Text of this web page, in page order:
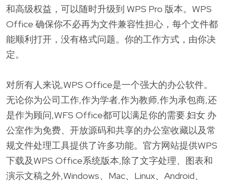
和高级权益，可以随时升级到 WPS Pro 版本。WPS
Office 确保你不必再为文件兼容性担心，每个文件都
能顺利打开，没有格式问题。你的工作方式，由你决
定。
对所有人来说,WPS Office是一个强大的办公软件。
无论你为公司工作,作为学者,作为教师,作为承包商,还
是作为顾问,WFS Office都可以满足你的需要.妇女 办
公室作为免费、开放源码和共享的办公室收藏以及常
规文件处理工具提供了许多功能。官方网站提供WPS
下载及WPS Office系统版本,除了文字处理、图表和
演示文稿之外,Windows、Mac、Linux、Android、